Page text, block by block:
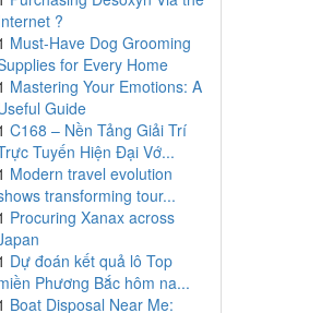
?
Must-Have Dog Grooming
for Every Home
Mastering Your Emotions: A
Guide
C168 – Nền Tảng Giải Trí
Tuyến Hiện Đại Vớ...
Modern travel evolution
transforming tour...
Procuring Xanax across
Dự đoán kết quả lô Top
Phương Bắc hôm na...
Boat Disposal Near Me: